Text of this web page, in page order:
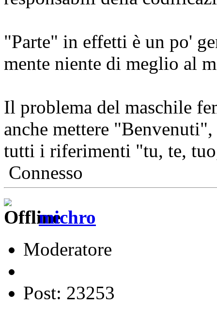
"Parte" in effetti è un po'
mente niente di meglio al
Il problema del maschile
anche mettere
tutti i riferimenti "tu, te,
Connesso
michro
Moderatore
Post: 23253